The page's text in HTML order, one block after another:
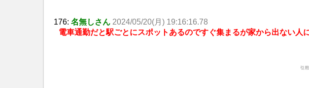
176: 名無しさん 2024/05/20(月) 19:16:16.78
電車通勤だと駅ごとにスポットあるのですぐ集まるが家から出ない人
引用